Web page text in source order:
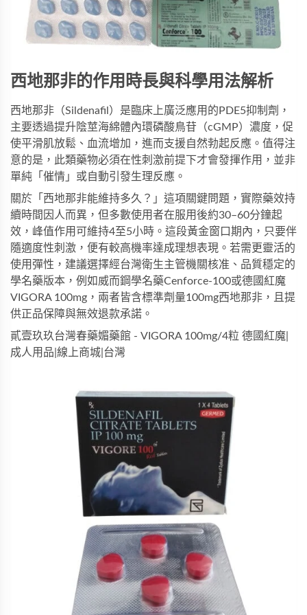
西地那非的作用時長與科學用法解析
西地那非（Sildenafil）是臨床上廣泛應用的PDE5抑制劑，
主要透過提升陰莖海綿體內環磷酸鳥苷（cGMP）濃度，促
使平滑肌放鬆、血流增加，進而支援自然勃起反應。值得注
意的是，此類藥物必須在性刺激前提下才會發揮作用，並非
單純「催情」或自動引發生理反應。
關於「西地那非能維持多久？」這項關鍵問題，實際藥效持
續時間因人而異，但多數使用者在服用後約30–60分鐘起
效，峰值作用可維持4至5小時。這段黃金窗口期內，只要伴
隨適度性刺激，便有較高機率達成理想表現。若需更靈活的
使用彈性，建議選擇經台灣衛生主管機關核准、品質穩定的
學名藥版本，例如威而鋼學名藥Cenforce-100或德國紅魔
VIGORA 100mg ，兩者皆含標準劑量100mg西地那非，且提
供正品保障與無效退款承諾。
貳壹玖玖台灣春藥媚藥館 - VIGORA 100mg/4粒 德國紅魔|
成人用品|線上商城|台灣